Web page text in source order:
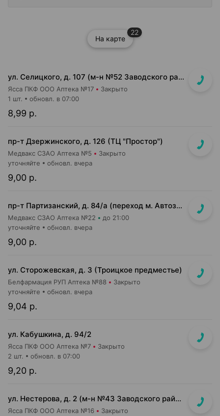
На карте
22
ул. Селицкого, д. 107 (м-н №52 Заводского райпищеторга)
Ясса ПКФ ООО Аптека №17 Закрыто
8,99 р.
1 шт. обновл. в 07:00
пр-т Дзержинского, д. 126 (ТЦ "Простор")
Медвакс СЗАО Аптека №5 Закрыто
9,00 р.
уточняйте обновл. вчера
пр-т Партизанский, д. 84/а (переход м. Автозаводская, выход в сторону ул. Кабушкина)
Медвакс СЗАО Аптека №22 до 21:00
9,00 р.
уточняйте обновл. вчера
ул. Сторожевская, д. 3 (Троицкое предместье)
Белфармация РУП Аптека №88 Закрыто
9,04 р.
уточняйте обновл. вчера
ул. Кабушкина, д. 94/2
Ясса ПКФ ООО Аптека №7 Закрыто
9,20 р.
2 шт. обновл. в 07:00
ул. Нестерова, д. 2 (м-н №43 Заводского райпищеторга)
Ясса ПКФ ООО Аптека №16 Закрыто